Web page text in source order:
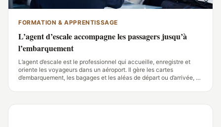
FORMATION & APPRENTISSAGE
L’agent d’escale accompagne les passagers jusqu’à
l’embarquement
L’agent d’escale est le professionnel qui accueille, enregistre et
oriente les voyageurs dans un aéroport. Il gère les cartes
d’embarquement, les bagages et les aléas de départ ou d’arrivée, en
compagnie.